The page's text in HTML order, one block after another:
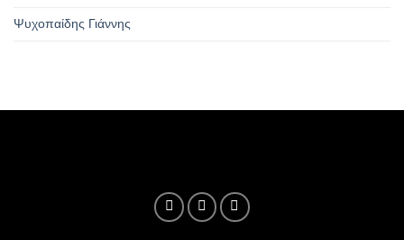
Ψυχοπαίδης Γιάννης